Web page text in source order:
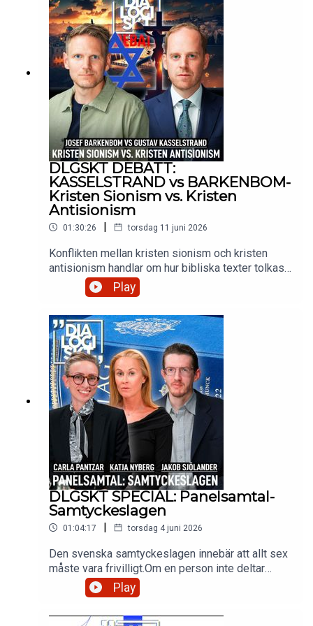
flerbarnspappan med en jordad närvaro som även
blivit en uppmärksammad profil för sitt arbete
kring psykisk ohälsa och beroendeproblematik?
Aktuell med boken : Dödens tröskel
DLGSKT DEBATT:
KASSELSTRAND vs BARKENBOM-
Kristen Sionism vs. Kristen
Antisionism
01:30:26 | torsdag 11 juni 2026
Konflikten mellan kristen sionism och kristen
antisionism handlar om hur bibliska texter tolkas i
förhållande till staten Israel. Medan kristna
sionister ser den moderna staten Israel som en
uppfyllelse av Guds löften och en förutsättning
för Jesu återkomst, betraktar kristna antisionister
detta synsätt som teologiskt ohållbart och
politiskt orättvist.
Play
DLGSKT SPECIAL: Panelsamtal-
Samtyckeslagen
01:04:17 | torsdag 4 juni 2026
Den svenska samtyckeslagen innebär att allt sex
måste vara frivilligt.Om en person inte deltar
frivilligt, eller inte uttryckligen visar att hen vill
delta, är handlingen olaglig.Lagen, som infördes
2018 och kompletterar brottsbalken, innebär att
Play